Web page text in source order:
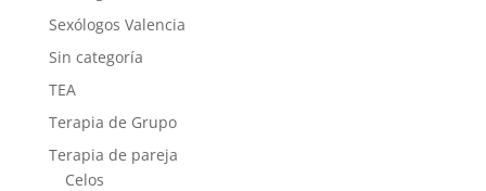
Sexólogos Valencia
Sin categoría
TEA
Terapia de Grupo
Terapia de pareja
Celos